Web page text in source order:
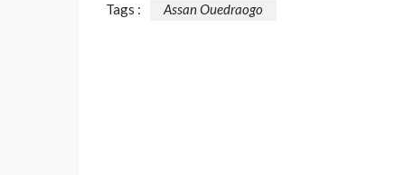
Tags : Assan Ouedraogo